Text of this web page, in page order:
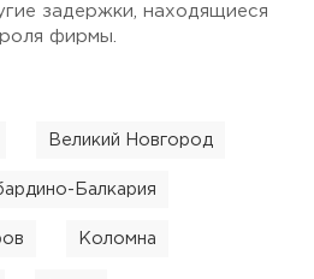
задержки, находящиеся
фирмы.
Великий Новгород
Балкария
Коломна